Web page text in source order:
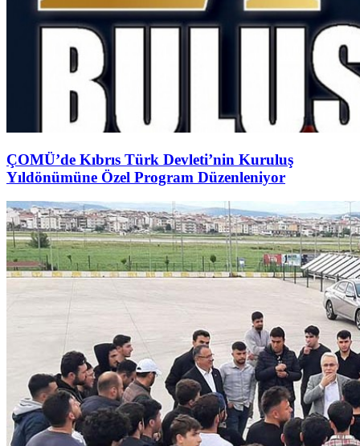
ÇOMÜ’de Kıbrıs Türk Devleti’nin Kuruluş
Yıldönümüne Özel Program Düzenleniyor